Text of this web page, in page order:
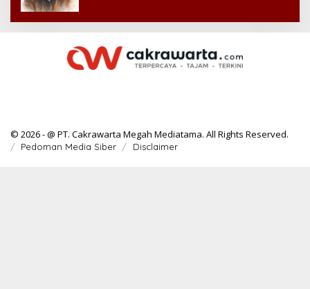
© 2026 - @ PT. Cakrawarta Megah Mediatama. All Rights Reserved.
Pedoman Media Siber Disclaimer